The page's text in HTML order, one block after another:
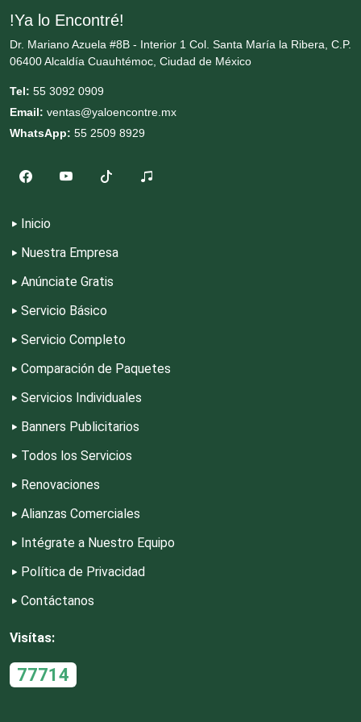
Enfermeras
Envases y Empaques
Equipos Médicos
Escuelas de Artes
Escuelas de Conducción
Escuelas de Gastronomía
Escuelas de Masaje y Quiropráctica
Estanterías
!Ya lo Encontré!
Dr. Mariano Azuela #8B - Interior 1 Col. Santa María la Ribera, C.P.
06400 Alcaldía Cuauhtémoc, Ciudad de México
Tel: 55 3092 0909
Email: ventas@yaloencontre.mx
WhatsApp: 55 2509 8929
Inicio
Nuestra Empresa
Anúnciate Gratis
Servicio Básico
Servicio Completo
Comparación de Paquetes
Servicios Individuales
Banners Publicitarios
Todos los Servicios
Renovaciones
Alianzas Comerciales
Intégrate a Nuestro Equipo
Política de Privacidad
Contáctanos
Visítas:
77714